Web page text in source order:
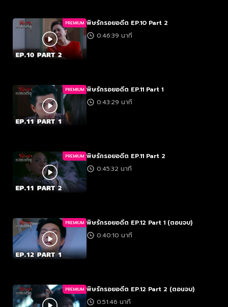
PREMIUM พิษรักรอยอดีต EP.10 Part 2
0:46:39 นาที
PREMIUM พิษรักรอยอดีต EP.11 Part 1
0:43:29 นาที
PREMIUM พิษรักรอยอดีต EP.11 Part 2
0:45:32 นาที
PREMIUM พิษรักรอยอดีต EP.12 Part 1 (ตอนจบ)
0:40:10 นาที
PREMIUM พิษรักรอยอดีต EP.12 Part 2 (ตอนจบ)
0:51:46 นาที